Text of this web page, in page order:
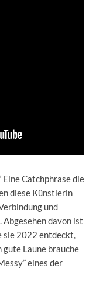
Eine Catchphrase die
diese Künstlerin
und
davon ist
sie 2022 entdeckt,
gute Laune brauche
eines der